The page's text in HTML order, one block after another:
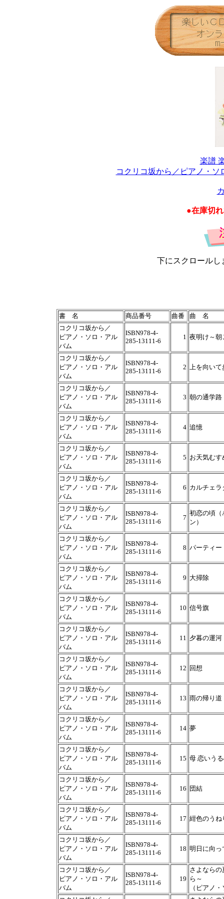
楽譜
コクリコ坂から／ピアノ
●在庫切
下にスクロールし
書 名 商品番号 曲番
曲 名
コクリコ坂から／
ピアノ・ソロ・アル
バム
ISBN978-4-
285-13111-6
1 夜明け～朝
コクリコ坂から／
ピアノ・ソロ・アル
バム
ISBN978-4-
285-13111-6
2 上を向いて
コクリコ坂から／
ピアノ・ソロ・アル
バム
ISBN978-4-
285-13111-6
3 朝の通学路
コクリコ坂から／
ピアノ・ソロ・アル
バム
ISBN978-4-
285-13111-6
4 追憶
コクリコ坂から／
ピアノ・ソロ・アル
バム
ISBN978-4-
285-13111-6
5 お天気むす
コクリコ坂から／
ピアノ・ソロ・アル
バム
ISBN978-4-
285-13111-6
6 カルチェラ
コクリコ坂から／
ピアノ・ソロ・アル
バム
ISBN978-4-
285-13111-6
7
初恋の頃
ン）
コクリコ坂から／
ピアノ・ソロ・アル
バム
ISBN978-4-
285-13111-6
8 パーティー
コクリコ坂から／
ピアノ・ソロ・アル
バム
ISBN978-4-
285-13111-6
9 大掃除
コクリコ坂から／
ピアノ・ソロ・アル
バム
ISBN978-4-
285-13111-6
10 信号旗
コクリコ坂から／
ピアノ・ソロ・アル
バム
ISBN978-4-
285-13111-6
11 夕暮の運河
コクリコ坂から／
ピアノ・ソロ・アル
バム
ISBN978-4-
285-13111-6
12 回想
コクリコ坂から／
ピアノ・ソロ・アル
バム
ISBN978-4-
285-13111-6
13 雨の帰り道
コクリコ坂から／
ピアノ・ソロ・アル
バム
ISBN978-4-
285-13111-6
14 夢
コクリコ坂から／
ピアノ・ソロ・アル
バム
ISBN978-4-
285-13111-6
15 母 恋いう
コクリコ坂から／
ピアノ・ソロ・アル
バム
ISBN978-4-
285-13111-6
16 団結
コクリコ坂から／
ピアノ・ソロ・アル
バム
ISBN978-4-
285-13111-6
17 紺色のうね
コクリコ坂から／
ピアノ・ソロ・アル
バム
ISBN978-4-
285-13111-6
18 明日に向っ
コクリコ坂から／
ピアノ・ソロ・アル
バム
ISBN978-4-
285-13111-6
19
さよなら
ら～
（ピアノ